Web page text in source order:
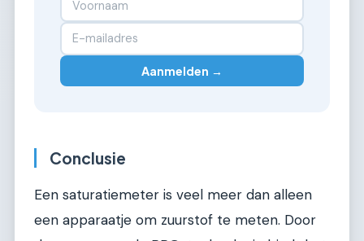
Aanmelden →
Conclusie
Een saturatiemeter is veel meer dan alleen
een apparaatje om zuurstof te meten. Door